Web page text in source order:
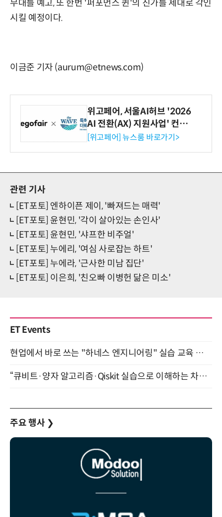
무대를 예고, 또 한번 '퍼포먼스 퀸'의 진가를 제대로 각인
시킬 예정이다.
이금준 기자 (aurum@etnews.com)
위고페어, 서울AI허브 '2026
AI 전환(AX) 지원사업' 컨소
시엄 선정
[위고페어] 뉴스룸 바로가기>
관련 기사
[ET포토] 엔하이픈 제이, '빠져드는 매력'
[ET포토] 윤현민, '각이 살아있는 손인사'
[ET포토] 윤현민, '샤프한 비주얼'
[ET포토] 누에리, '여심 사로잡는 하트'
[ET포토] 누에라, '근사한 미남 집단'
[ET포토] 이은희, '친오빠 이병헌 닮은 미소'
ET Events
현업에서 바로 쓰는 "하네스 엔지니어링" 실습 교육 워크숍 8월 20일 개최
“큐비트·양자 알고리즘·Qiskit 실습으로 이해하는 차세대 컴퓨팅” (8/28)
주요 행사 ❯